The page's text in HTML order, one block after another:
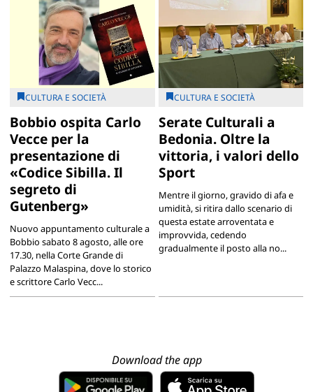
CULTURA E SOCIETÀ
Bobbio ospita Carlo
Vecce per la
presentazione di
«Codice Sibilla. Il
segreto di
Gutenberg»
Nuovo appuntamento culturale a
Bobbio sabato 8 agosto, alle ore
17.30, nella Corte Grande di
Palazzo Malaspina, dove lo storico
e scrittore Carlo Vecc...
CULTURA E SOCIETÀ
Serate Culturali a
Bedonia. Oltre la
vittoria, i valori dello
Sport
Mentre il giorno, gravido di afa e
umidità, si ritira dallo scenario di
questa estate arroventata e
improvvida, cedendo
gradualmente il posto alla no...
Download the app